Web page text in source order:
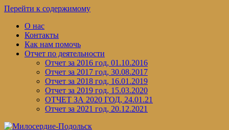
Перейти к содержимому
О нас
Контакты
Как нам помочь
Отчет по деятельности
Отчет за 2016 год, 01.10.2016
Отчет за 2017 год, 30.08.2017
Отчет за 2018 год, 16.01.2019
Отчет за 2019 год, 15.03.2020
ОТЧЕТ ЗА 2020 ГОД, 24.01.21
Отчет за 2021 год, 20.12.2021